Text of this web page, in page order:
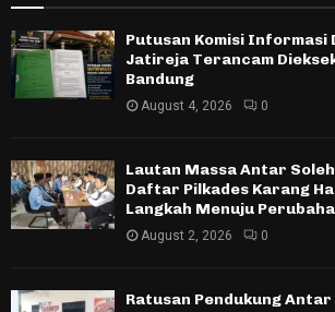
Putusan Komisi Informasi
Jatireja Terancam
Bandung
August 4, 2026 0
Lautan Massa Antar
Daftar Pilkades Karang
Langkah Menuju
August 2, 2026 0
Ratusan Pendukung Antar